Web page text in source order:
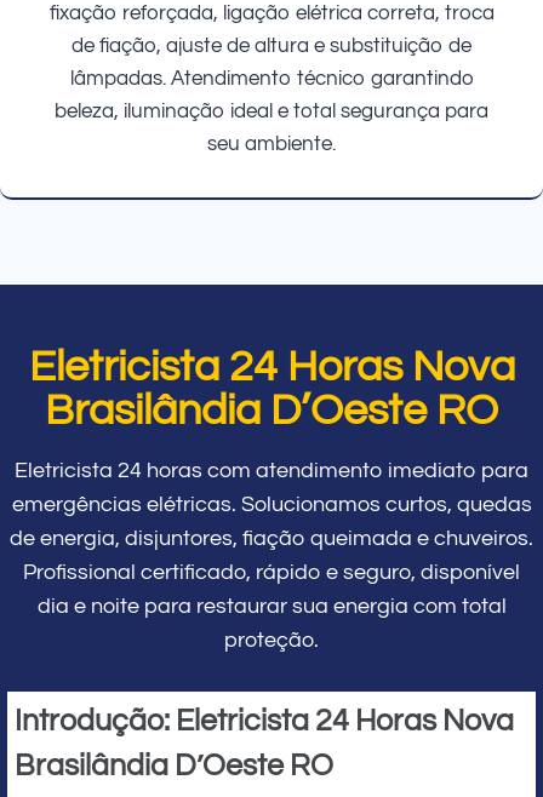
fixação reforçada, ligação elétrica correta, troca
de fiação, ajuste de altura e substituição de
lâmpadas. Atendimento técnico garantindo
beleza, iluminação ideal e total segurança para
seu ambiente.
Eletricista 24 Horas Nova
Brasilândia D’Oeste RO
Eletricista 24 horas com atendimento imediato para
emergências elétricas. Solucionamos curtos, quedas
de energia, disjuntores, fiação queimada e chuveiros.
Profissional certificado, rápido e seguro, disponível
dia e noite para restaurar sua energia com total
proteção.
Introdução: Eletricista 24 Horas Nova
Brasilândia D’Oeste RO